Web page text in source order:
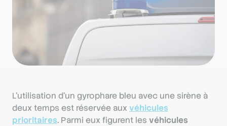
L’utilisation d’un gyrophare bleu avec une sirène à
deux temps est réservée aux véhicules
prioritaires. Parmi eux figurent les véhicules